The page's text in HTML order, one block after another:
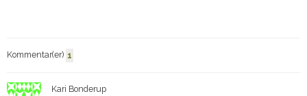
Kommentar(er) 1
Kari Bonderup